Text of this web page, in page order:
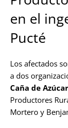
en el
Pucté
Los afectados
a dos
Caña de Azúcar
Productores
Mortero y